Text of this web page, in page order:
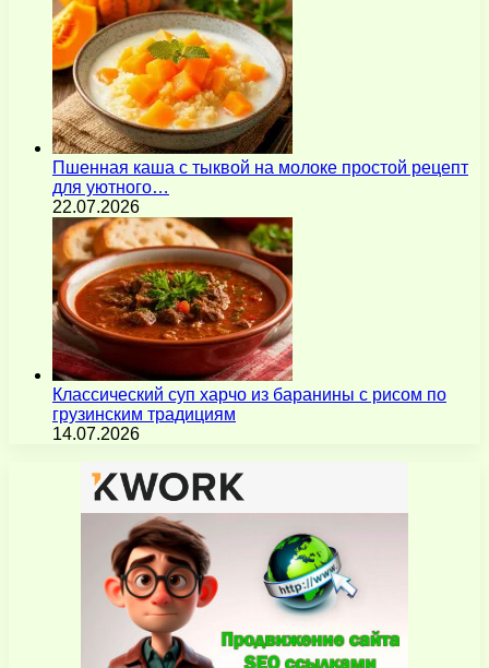
Пшенная каша с тыквой на молоке простой рецепт
для уютного…
22.07.2026
Классический суп харчо из баранины с рисом по
грузинским традициям
14.07.2026